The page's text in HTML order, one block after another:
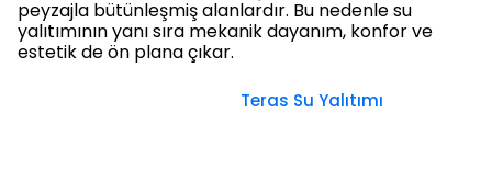
peyzajla bütünleşmiş alanlardır. Bu nedenle su
yalıtımının yanı sıra mekanik dayanım, konfor ve
estetik de ön plana çıkar.
Teras Su Yalıtımı